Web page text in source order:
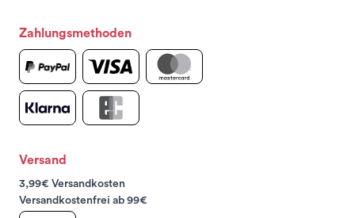
Zahlungsmethoden
Versand
3,99€ Versandkosten
Versandkostenfrei ab 99€